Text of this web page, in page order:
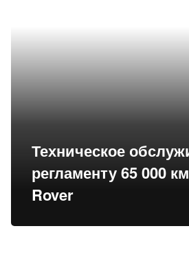
Техническое обслуживание по
регламенту 65 000
Rover